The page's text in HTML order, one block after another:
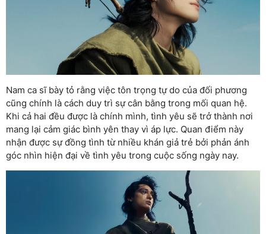
Nam ca sĩ bày tỏ rằng việc tôn trọng tự do của đối phương
cũng chính là cách duy trì sự cân bằng trong mối quan hệ.
Khi cả hai đều được là chính mình, tình yêu sẽ trở thành nơi
mang lại cảm giác bình yên thay vì áp lực. Quan điểm này
nhận được sự đồng tình từ nhiều khán giả trẻ bởi phản ánh
góc nhìn hiện đại về tình yêu trong cuộc sống ngày nay.